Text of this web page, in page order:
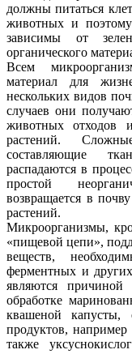
должны питаться
животных и поэтому
зависимы от
органического
Всем
материал для
нескольких видов
случаев они
животных отходов
растений.
составляющие
распадаются в
простой
возвращается в
растений.
Микроорганизмы,
«пищевой цепи»,
веществ,
ферментных и
являются
обработке
квашеной капусты,
продуктов,
также